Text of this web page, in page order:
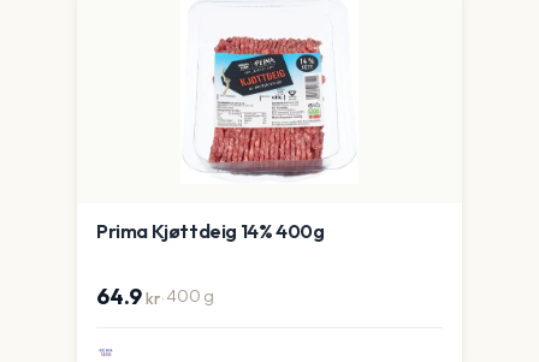
Prima Kjøttdeig 14% 400g
64.9kr·400 g